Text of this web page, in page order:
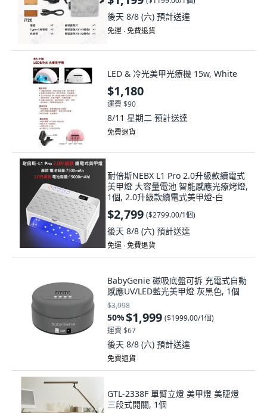
後天 8/8 (六) 預計送達
免運 ∙ 免費退貨
LED & 冷光美甲光療機 15w, White
$1,180
運費 $90
8/11 星期二 預計送達
免費退貨
耐倍斯NEBX L1 Pro 2.0升級款續電式
美甲燈 大容量電池 智能感應光療烤燈,
1個, 2.0升級款續電式美甲燈-白
$2,799 ($2799.00/1個)
後天 8/8 (六) 預計送達
免運 ∙ 免費退貨
BabyGenie 磁吸底盤可拆 充電式自動
感應UV/LED藍光美甲燈 灰黑色, 1個
$3,998
50%$1,999 ($1999.00/1個)
運費 $67
後天 8/8 (六) 預計送達
免費退貨
GTL-2338F 單臂立燈 美甲燈 美睫燈
三段式開關, 1個